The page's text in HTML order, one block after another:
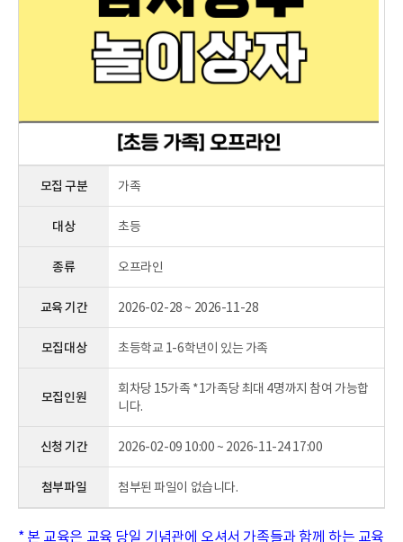
모집 구분 가족
대상 초등
종류 오프라인
교육 기간 2026-02-28 ~ 2026-11-28
모집대상 초등학교 1-6학년이 있는 가족
모집인원
회차당 15가족 *1가족당 최대 4명까지 참여 가능합
니다.
신청 기간 2026-02-09 10:00 ~ 2026-11-24 17:00
첨부파일 첨부된 파일이 없습니다.
* 본 교육은 교육 당일 기념관에 오셔서 가족들과 함께 하는 교육